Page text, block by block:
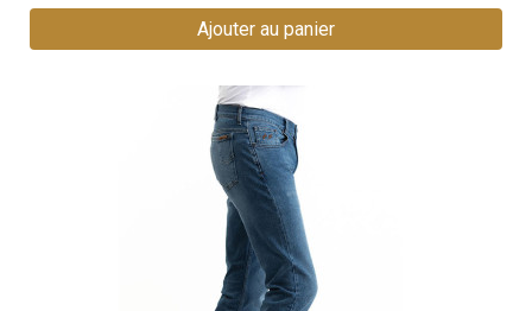
Ajouter au panier